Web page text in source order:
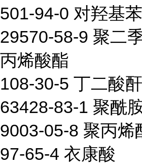
501-94-0 对羟基
29570-58-9 聚二
丙烯酸酯
108-30-5 丁二酸酐
63428-83-1 聚酰
9003-05-8 聚丙烯
97-65-4 衣康酸